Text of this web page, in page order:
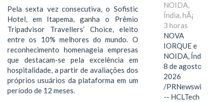
Pela sexta vez consecutiva, o Sofistic
Hotel, em Itapema, ganha o Prêmio
Tripadvisor Travellers’ Choice, eleito
entre os 10% melhores do mundo. O
reconhecimento homenageia empresas
que destacam-se pela excelência em
hospitalidade, a partir de avaliações dos
próprios usuários da plataforma em um
período de 12 meses.
NOIDA,
Índia, hÃ¡
3 horas
NOVA
IORQUE e
NOIDA, Índia,
8 de agosto de
2026
/PRNewswire/
-- HCLTech